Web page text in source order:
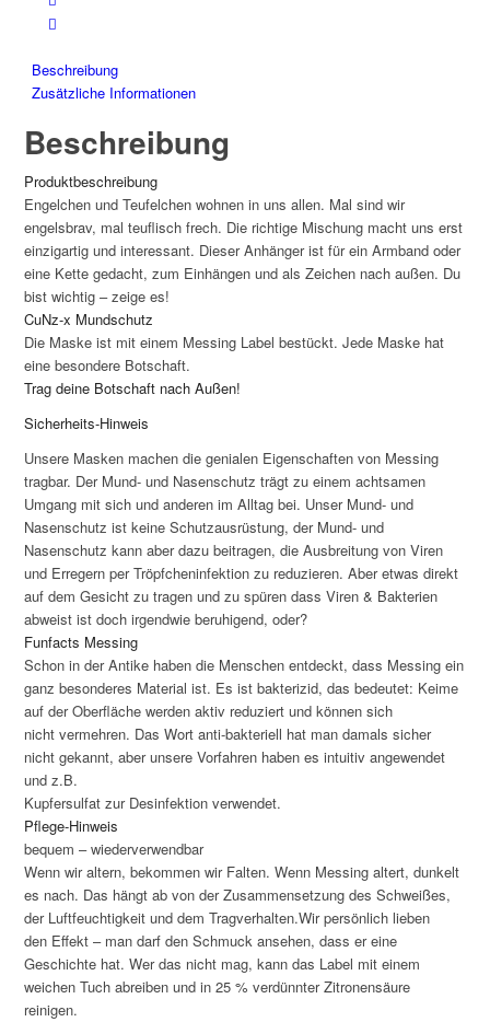
Beschreibung
Zusätzliche Informationen
Beschreibung
Produktbeschreibung
Engelchen und Teufelchen wohnen in uns allen. Mal sind wir
engelsbrav, mal teuflisch frech. Die richtige Mischung macht uns erst
einzigartig und interessant. Dieser Anhänger ist für ein Armband oder
eine Kette gedacht, zum Einhängen und als Zeichen nach außen. Du
bist wichtig – zeige es!
CuNz-x Mundschutz
Die Maske ist mit einem Messing Label bestückt. Jede Maske hat
eine besondere Botschaft.
Trag deine Botschaft nach Außen!
Sicherheits-Hinweis
Unsere Masken machen die genialen Eigenschaften von Messing
tragbar. Der Mund- und Nasenschutz trägt zu einem achtsamen
Umgang mit sich und anderen im Alltag bei. Unser Mund- und
Nasenschutz ist keine Schutzausrüstung, der Mund- und
Nasenschutz kann aber dazu beitragen, die Ausbreitung von Viren
und Erregern per Tröpfcheninfektion zu reduzieren. Aber etwas direkt
auf dem Gesicht zu tragen und zu spüren dass Viren & Bakterien
abweist ist doch irgendwie beruhigend, oder?
Funfacts Messing
Schon in der Antike haben die Menschen entdeckt, dass Messing ein
ganz besonderes Material ist. Es ist bakterizid, das bedeutet: Keime
auf der Oberfläche werden aktiv reduziert und können sich
nicht vermehren. Das Wort anti-bakteriell hat man damals sicher
nicht gekannt, aber unsere Vorfahren haben es intuitiv angewendet
und z.B.
Kupfersulfat zur Desinfektion verwendet.
Pflege-Hinweis
bequem – wiederverwendbar
Wenn wir altern, bekommen wir Falten. Wenn Messing altert, dunkelt
es nach. Das hängt ab von der Zusammensetzung des Schweißes,
der Luftfeuchtigkeit und dem Tragverhalten.Wir persönlich lieben
den Effekt – man darf den Schmuck ansehen, dass er eine
Geschichte hat. Wer das nicht mag, kann das Label mit einem
weichen Tuch abreiben und in 25 % verdünnter Zitronensäure
reinigen.